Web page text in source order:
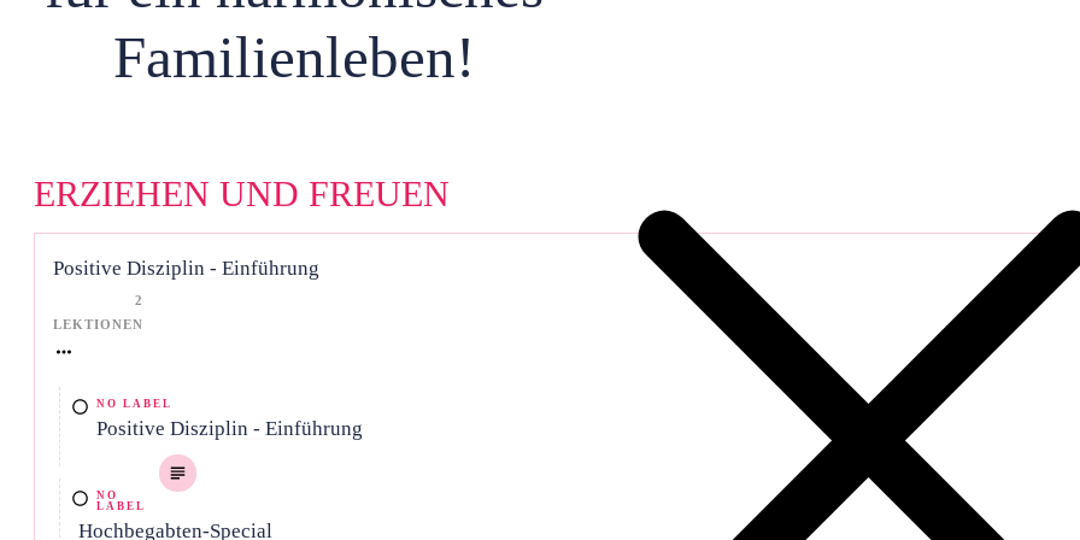
Familienleben!
ERZIEHEN UND FREUEN
Positive Disziplin - Einführung
2
LEKTIONEN
NO LABEL
Positive Disziplin - Einführung
NO
LABEL
Hochbegabten-Special